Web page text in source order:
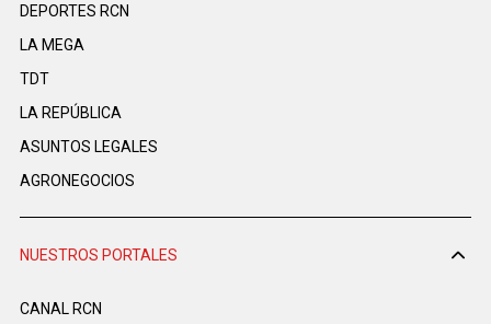
DEPORTES RCN
LA MEGA
TDT
LA REPÚBLICA
ASUNTOS LEGALES
AGRONEGOCIOS
NUESTROS PORTALES
CANAL RCN